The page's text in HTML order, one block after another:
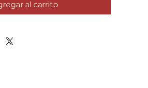
al carrito